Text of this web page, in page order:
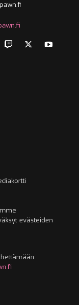
evästeiden